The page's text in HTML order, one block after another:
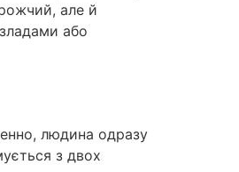
але й
або
людина одразу
з двох